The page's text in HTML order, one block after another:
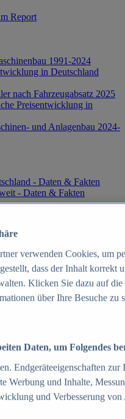
Report
1991-2024
in Deutschland
nach Fahrzeugabsatz 2025
Preisentwicklung in
und Anlagenbau 2024-
- Daten & Fakten
- Daten & Fakten
Report
des Umsatzes in
und weltweit
Online Shops in
Zahlungsverfahren in
im Online-Handel in
verwenden Cookies, um
dass der Inhalt korrekt
Klicken Sie dazu auf
über Ihre Besuche
Daten, um Folgendes
Endgeräteeigenschaften
Werbung und Inhalte,
und Verbesserung von